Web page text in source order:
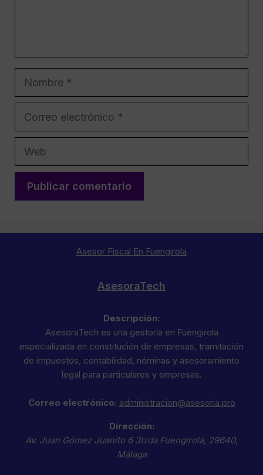
Asesor Fiscal En Fuengirola
AsesoraTech
Descripción:
AsesoraTech es una gestoría en Fuengirola
especializada en constitución de empresas, tramitación
de impuestos, contabilidad, nóminas y asesoramiento
legal para particulares y empresas.
Correo electrónico: administracion@asesoria.pro
Dirección:
Av. Juan Gómez Juanito 6 3Izda Fuengirola, 29640,
Málaga